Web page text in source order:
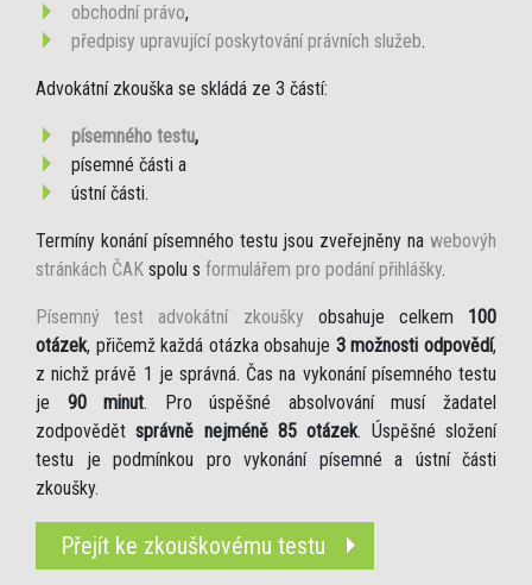
obchodní právo,
předpisy upravující poskytování právních služeb.
Advokátní zkouška se skládá ze 3 částí:
písemného testu,
písemné části a
ústní části.
Termíny konání písemného testu jsou zveřejněny na webovýh
stránkách ČAK spolu s formulářem pro podání přihlášky.
Písemný test advokátní zkoušky obsahuje celkem 100
otázek, přičemž každá otázka obsahuje 3 možnosti odpovědí,
z nichž právě 1 je správná. Čas na vykonání písemného testu
je 90 minut. Pro úspěšné absolvování musí žadatel
zodpovědětsprávně nejméně 85 otázek. Úspěšné složení
testu je podmínkou pro vykonání písemné a ústní části
zkoušky.
Přejít ke zkouškovému testu